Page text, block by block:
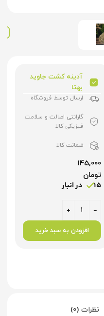
آدینه کشت جاوید
بهتا
ارسال توسط فروشگاه
گارانتی اصالت و سلامت
فیزیکی کالا
ضمانت کالا
145,000
تومان
15 در انبار
افزودن به سبد خرید
نظرات (0)